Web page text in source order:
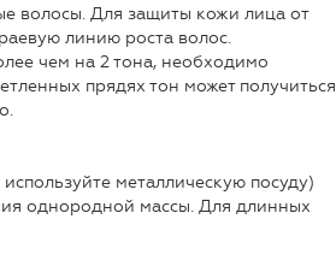
волосы. Для защиты кожи лица от
линию роста волос.
чем на 2 тона, необходимо
прядях тон может получиться
металлическую посуду)
однородной массы. Для длинных